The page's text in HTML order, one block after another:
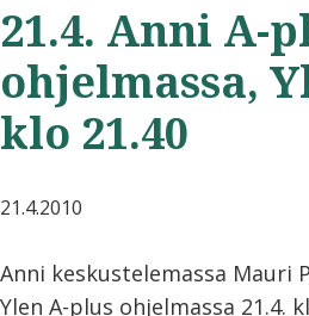
21.4. Anni A-
ohjelmassa,
klo 21.40
21.4.2010
Anni keskustelemassa Mauri
Ylen A-plus ohjelmassa 21.4.